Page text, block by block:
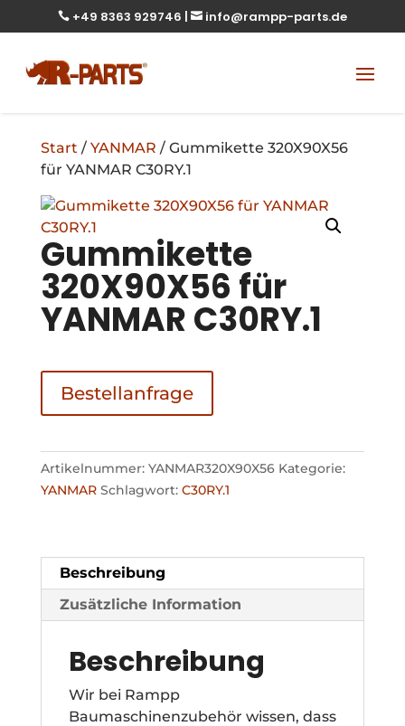
 +49 8363 929746 |  info@rampp-parts.de
Start / YANMAR / Gummikette 320X90X56
für YANMAR C30RY.1
Gummikette
320X90X56 für
YANMAR C30RY.1
Bestellanfrage
Artikelnummer: YANMAR320X90X56 Kategorie:
YANMAR Schlagwort: C30RY.1
Beschreibung
Zusätzliche Information
Beschreibung
Wir bei Rampp
Baumaschinenzubehör wissen, dass